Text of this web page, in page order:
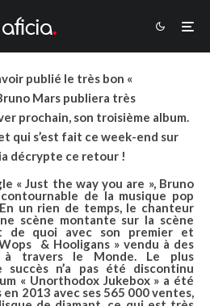
publié le très bon «
Mars publiera très
prochain, son troisième album.
qui s’est fait ce week-end sur
décrypte ce retour !
«Just the way you are », Bruno
de la musique pop
un rien de temps, le chanteur
scène montante sur la scène
de quoi avec son premier et
& Hooligans » vendu à des
à travers le Monde. Le plus
succès n’a pas été discontinu
« Unorthodox Jukebox » a été
en 2013 avec ses565 000ventes,